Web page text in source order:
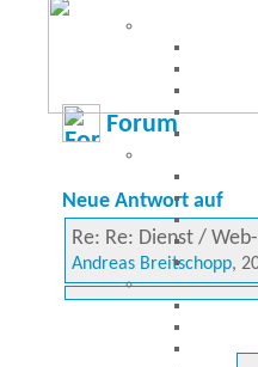
Forum
Neue Antwort auf
Re: Re: Dienst /
Andreas Breitschopp,